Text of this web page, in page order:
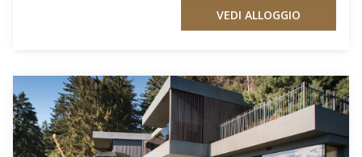
VEDI ALLOGGIO